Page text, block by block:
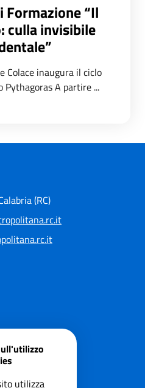
Formazione “Il
culla invisibile
Colace inaugura il ciclo
A partire ...
(RC)
utilizza